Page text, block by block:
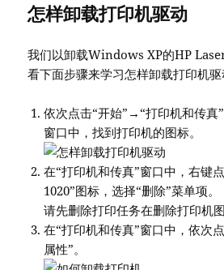
怎样卸载打印机驱动
我们以卸载Windows XP的HP
看下面步骤来学习怎样卸载打印机驱
依次点击“开始”→“打印机和传真
窗口中，找到打印机的图标。
在“打印机和传真”窗口中，右键
1020”图标，选择“删除”菜单项。
请先删除打印任务在删除打印机图
在“打印机和传真”窗口中，依次
属性”。